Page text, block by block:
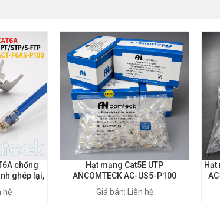
chống
ghép lại,
hệ
Hạt mạng Cat5E UTP
ANCOMTECK AC-US5-P100
Giá bán: Liên hệ
Hạt